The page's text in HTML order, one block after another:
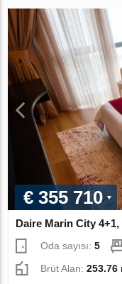
€ 355 710
Daire Marin City
Oda sayısı:5
Brüt Alan:253.76